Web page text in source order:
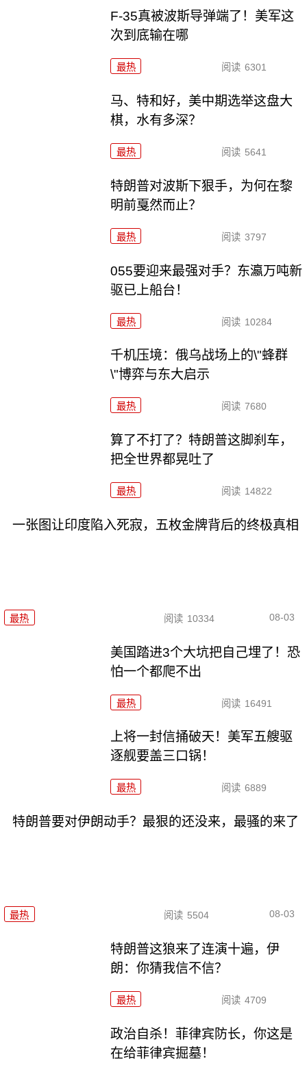
F-35真被波斯导弹端了！美军这
次到底输在哪
最热 阅读 6301
马、特和好，美中期选举这盘大
棋，水有多深？
最热 阅读 5641
特朗普对波斯下狠手，为何在黎
明前戛然而止？
最热 阅读 3797
055要迎来最强对手？东瀛万吨新
驱已上船台！
最热 阅读 10284
千机压境：俄乌战场上的\"蜂群
\"博弈与东大启示
最热 阅读 7680
算了不打了？特朗普这脚刹车，
把全世界都晃吐了
最热 阅读 14822
一张图让印度陷入死寂，五枚金牌背后的终极真相
最热 阅读 10334 08-03
美国踏进3个大坑把自己埋了！恐
怕一个都爬不出
最热 阅读 16491
上将一封信捅破天！美军五艘驱
逐舰要盖三口锅！
最热 阅读 6889
特朗普要对伊朗动手？最狠的还没来，最骚的来了
最热 阅读 5504 08-03
特朗普这狼来了连演十遍，伊
朗：你猜我信不信？
最热 阅读 4709
政治自杀！菲律宾防长，你这是
在给菲律宾掘墓！